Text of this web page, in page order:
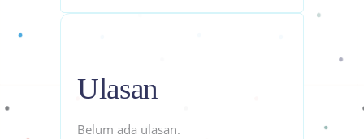
Ulasan
Belum ada ulasan.